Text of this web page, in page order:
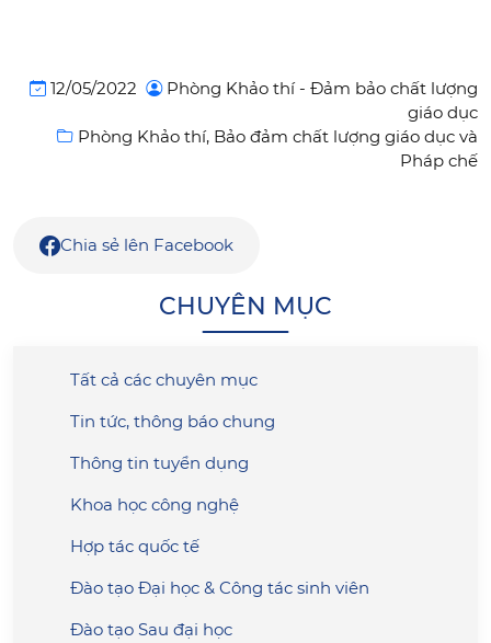
12/05/2022
Phòng Khảo thí - Đảm bảo chất lượng
giáo dục
Phòng Khảo thí, Bảo đảm chất lượng giáo dục và
Pháp chế
Chia sẻ lên Facebook
CHUYÊN MỤC
Tất cả các chuyên mục
Tin tức, thông báo chung
Thông tin tuyển dụng
Khoa học công nghệ
Hợp tác quốc tế
Đào tạo Đại học & Công tác sinh viên
Đào tạo Sau đại học